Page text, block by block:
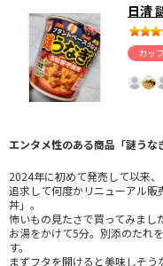
日清
カッ
エンタメ性のある商品「謎うな
2024年に初めて発売して以来
追求して何度かリニューアル販
丼」。
怖いもの見たさで買ってみまし
お湯をかけて5分。別添のたれ
す。
まずフタを開けると美味しそ